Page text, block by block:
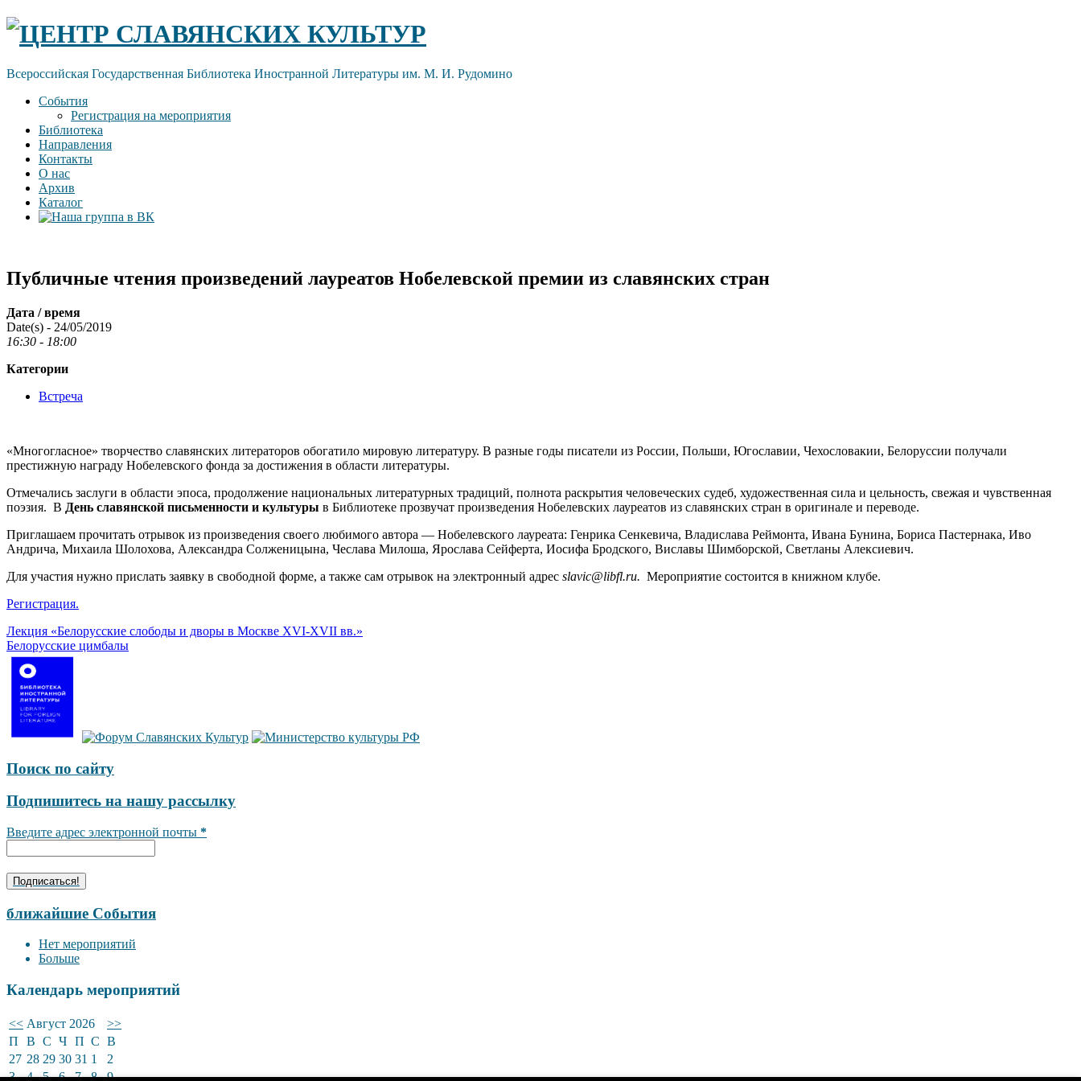
Skip
content
ЦЕНТР СЛАВЯНСКИХ КУЛЬТУР
Всероссийская Государственная Библиотека Иностранной Литературы им. М. И. Рудомино
События
Регистрация на мероприятия
Библиотека
Направления
Контакты
О нас
Архив
Каталог
Публичные чтения произведений лауреатов Нобелевской премии из славянских стран
Дата / время
Date(s) - 24/05/2019
16:30 - 18:00
Категории
Встреча
«Многогласное» творчество славянских литераторов обогатило мировую литературу. В разные годы писатели из России, Польши, Югославии, Чехословакии, Белоруссии получали
престижную награду Нобелевского фонда за достижения в области литературы.
Отмечались заслуги в области эпоса, продолжение национальных литературных традиций, полнота раскрытия человеческих судеб, художественная сила и цельность, свежая и чувственная
поэзия. В День славянской письменности и культуры в Библиотеке прозвучат произведения Нобелевских лауреатов из славянских стран в оригинале и переводе.
Приглашаем прочитать отрывок из произведения своего любимого автора — Нобелевского лауреата: Генрика Сенкевича, Владислава Реймонта, Ивана Бунина, Бориса Пастернака, Иво
Андрича, Михаила Шолохова, Александра Солженицына, Чеслава Милоша, Ярослава Сейферта, Иосифа Бродского, Виславы Шимборской, Светланы Алексиевич.
Для участия нужно прислать заявку в свободной форме, а также сам отрывок на электронный адрес slavic@libfl.ru. Мероприятие состоится в книжном клубе.
Регистрация.
Навигация
по
записям
Лекция «Белорусские слободы и дворы в Москве XVI-XVII вв.»
Белорусские цимбалы
Поиск по сайту
Подпишитесь на нашу рассылку
Введите адрес электронной почты *
ближайшие События
Нет мероприятий
Больше
Календарь мероприятий
<< Август 2026
>>
П
В С Ч П С В
27 28 29 30 31 1
2
3
4 5 6 7 8 9